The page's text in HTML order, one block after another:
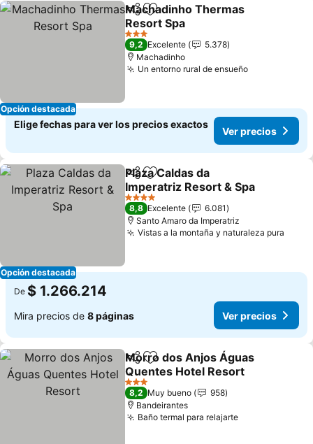
Opción destacada
CompartirAgregar a favoritos
Machadinho Thermas
Resort Spa
3 Estrellas
9,2 Excelente
5.378
Machadinho
Un entorno rural de ensueño
Elige fechas para ver los precios exactos
Ver precios
Opción destacada
CompartirAgregar a favoritos
Plaza Caldas da
Imperatriz Resort & Spa
4 Estrellas
8,8 Excelente
6.081
Santo Amaro da Imperatriz
Vistas a la montaña y naturaleza pura
De $ 1.266.214
Mira precios de 8 páginas Ver precios
CompartirAgregar a favoritos
Morro dos Anjos Águas
Quentes Hotel Resort
3 Estrellas
8,2 Muy bueno
958
Bandeirantes
Baño termal para relajarte